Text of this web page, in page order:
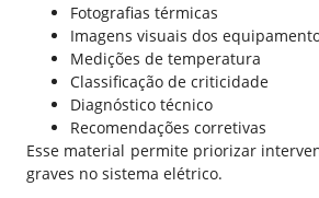
Fotografias térmicas
Imagens visuais dos
Medições de temperatura
Classificação de criticidade
Diagnóstico técnico
Recomendações corretivas
Esse material permite priorizar
graves no sistema elétrico.